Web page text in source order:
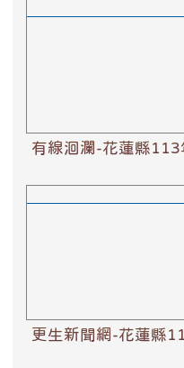
有線洄瀾-花蓮縣
更生新聞網-花蓮縣